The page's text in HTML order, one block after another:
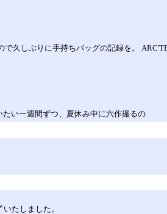
久しぶりに手持ちバッグの記録を。
い一週間ずつ、夏休み中に六作撮るの
たしました。